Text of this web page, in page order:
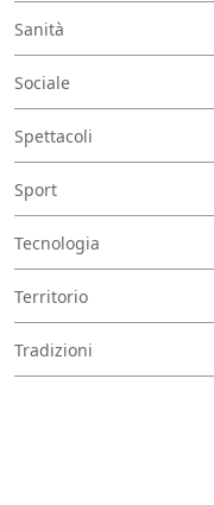
Sanità
Sociale
Spettacoli
Sport
Tecnologia
Territorio
Tradizioni